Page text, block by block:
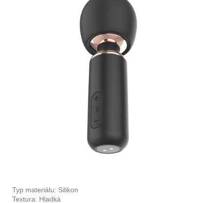
Typ materiálu: Silikon
Textura: Hladká